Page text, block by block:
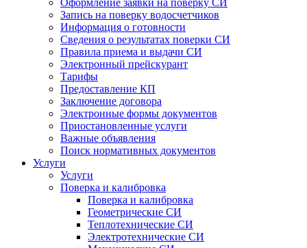
Запись на поверку водосчетчиков
Информация о готовности
Сведения о результатах поверки СИ
Правила приема и выдачи СИ
Электронный прейскурант
Тарифы
Предоставление КП
Заключение договора
Электронные формы документов
Приостановленные услуги
Важные объявления
Поиск нормативных документов
Услуги
Услуги
Поверка и калибровка
Поверка и калибровка
Геометрические СИ
Теплотехнические СИ
Электротехнические СИ